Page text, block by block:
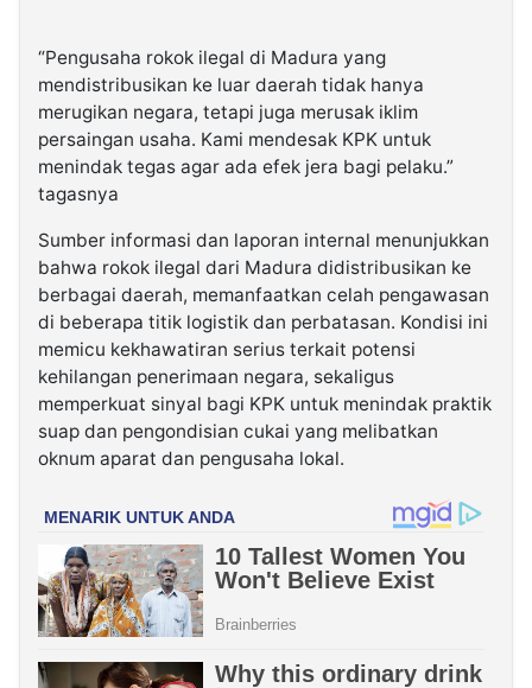
“Pengusaha rokok ilegal di Madura yang
mendistribusikan ke luar daerah tidak hanya
merugikan negara, tetapi juga merusak iklim
persaingan usaha. Kami mendesak KPK untuk
menindak tegas agar ada efek jera bagi pelaku.”
tagasnya
Sumber informasi dan laporan internal menunjukkan
bahwa rokok ilegal dari Madura didistribusikan ke
berbagai daerah, memanfaatkan celah pengawasan
di beberapa titik logistik dan perbatasan. Kondisi ini
memicu kekhawatiran serius terkait potensi
kehilangan penerimaan negara, sekaligus
memperkuat sinyal bagi KPK untuk menindak praktik
suap dan pengondisian cukai yang melibatkan
oknum aparat dan pengusaha lokal.